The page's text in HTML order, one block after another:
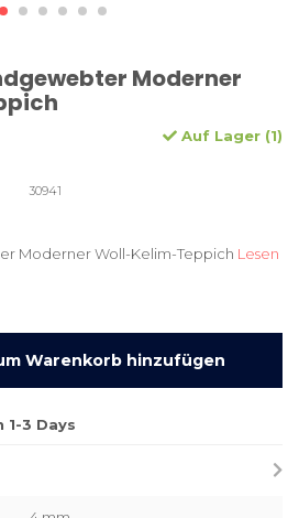
Moderner
Auf Lager (1)
30941
Moderner Woll-Kelim-Teppich Lesen
Warenkorb hinzufügen
1-3 Days